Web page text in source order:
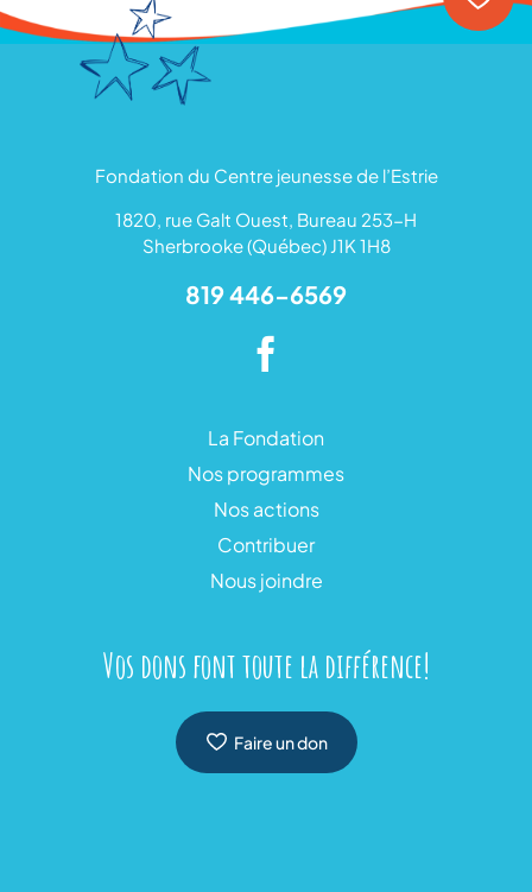
Fondation du Centre jeunesse de l’Estrie
1820, rue Galt Ouest, Bureau 253-H
Sherbrooke (Québec) J1K 1H8
819 446-6569
La Fondation
Nos programmes
Nos actions
Contribuer
Nous joindre
Vos dons font toute la différence!
Faire un don